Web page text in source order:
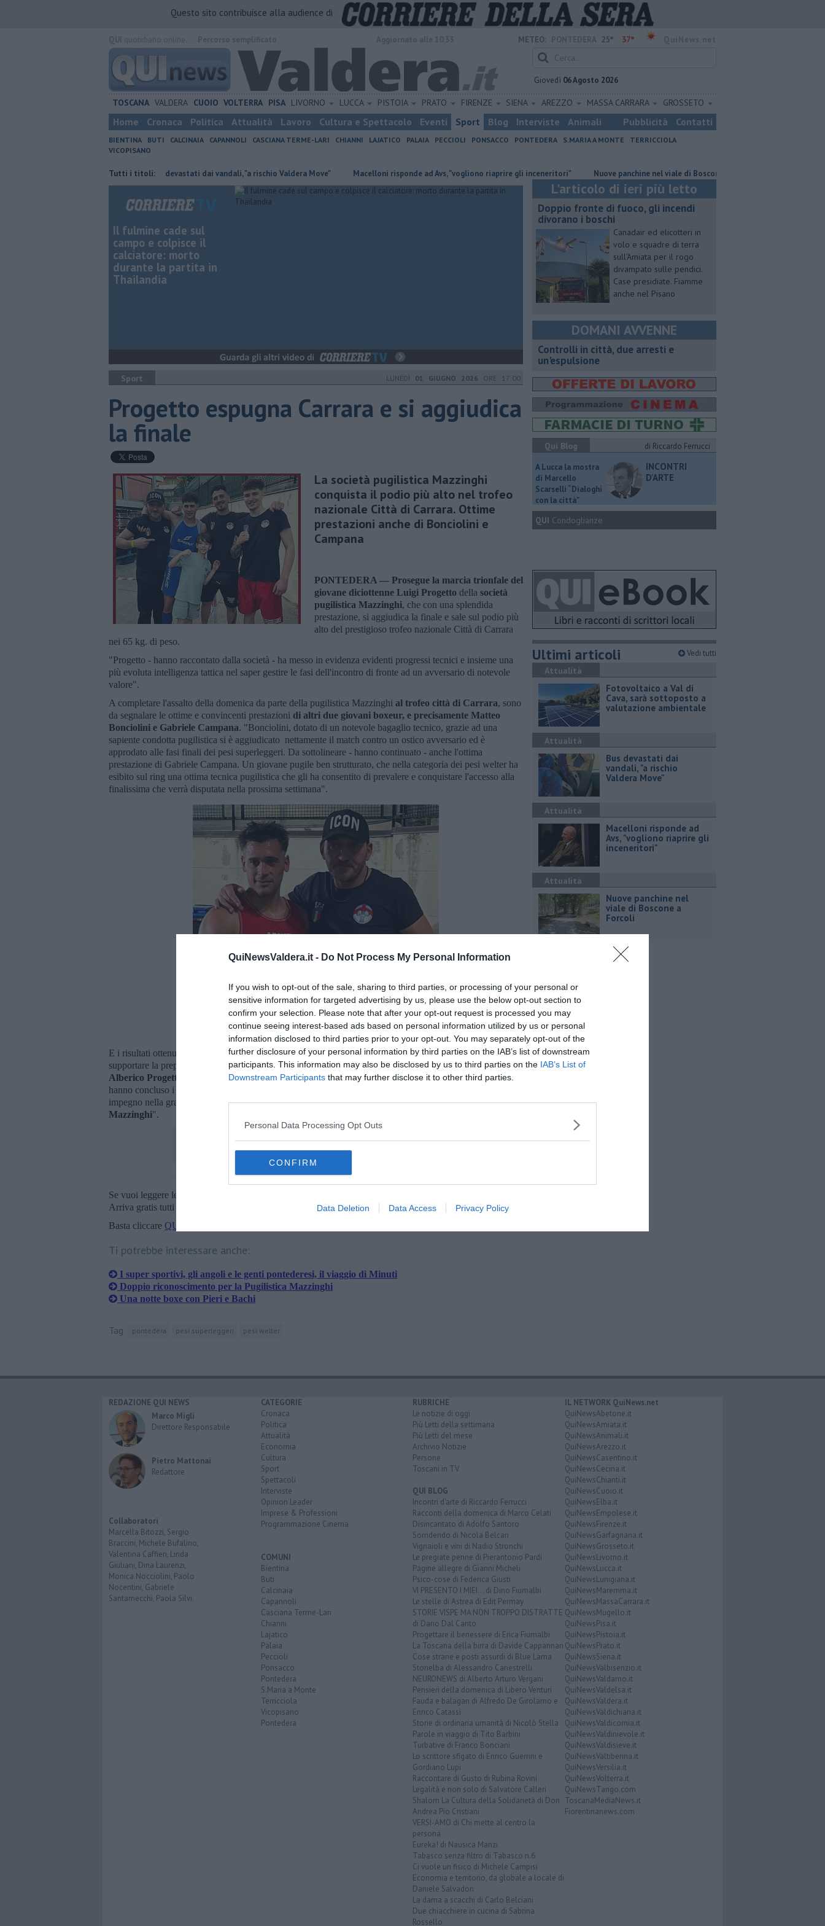
QuiNewsValdera.it - Do Not Process My Personal Information
If you wish to opt-out of the sale, sharing to third parties, or processing of your personal or
sensitive information for targeted advertising by us, please use the below opt-out section to
confirm your selection. Please note that after your opt-out request is processed you may
continue seeing interest-based ads based on personal information utilized by us or personal
information disclosed to third parties prior to your opt-out. You may separately opt-out of the
further disclosure of your personal information by third parties on the IAB’s list of downstream
participants. This information may also be disclosed by us to third parties on the IAB’s List of
Downstream Participants that may further disclose it to other third parties.
Personal Data Processing Opt Outs
CONFIRM
Data Deletion Data Access Privacy Policy
Questo sito contribuisce alla audience di
METEO: 25° 37°
Giovedì 06 Agosto 2026
TOSCANA VALDERA CUOIO VOLTERRA PISA LIVORNO LUCCA PISTOIA PRATO FIRENZE SIENA AREZZO MASSA CARRARA GROSSETO
Home Cronaca Politica Attualità Lavoro Cultura e Spettacolo Eventi Sport Blog Interviste Animali Pubblicità Contatti
BIENTINA BUTI CALCINAIA CAPANNOLI CASCIANA TERME-LARI CHIANNI LAJATICO PALAIA PECCIOLI PONSACCO PONTEDERA S.MARIA A MONTE
TERRICCIOLA
VICOPISANO
Tutti i titoli:
Bus devastati dai vandali, "a rischio Valdera Move" Macelloni risponde ad Avs, "vogliono riaprire gli inceneritori" Nuove panchine nel viale di Boscone a Forcoli
Il fulmine cade sul
campo e colpisce il
calciatore: morto
durante la partita in
Thailandia
Sport LUNEDÌ 01 GIUGNO 2026 ORE 17:00
Progetto espugna Carrara e si aggiudica
la finale
La società pugilistica Mazzinghi
conquista il podio più alto nel trofeo
nazionale Città di Carrara. Ottime
prestazioni anche di Bonciolini e
Campana
PONTEDERA — Prosegue la marcia trionfale del
giovane diciottenne Luigi Progetto della società
pugilistica Mazzinghi, che con una splendida
prestazione, si aggiudica la finale e sale sul podio più
alto del prestigioso trofeo nazionale Città di Carrara
nei 65 kg. di peso.
"Progetto - hanno raccontato dalla società - ha messo in evidenza evidenti progressi tecnici e insieme una
più evoluta intelligenza tattica nel saper gestire le fasi dell'incontro di fronte ad un avversario di notevole
valore".
A completare l'assalto della domenica da parte della pugilistica Mazzinghi al trofeo città di Carrara, sono
da segnalare le ottime e convincenti prestazioni di altri due giovani boxeur, e precisamente Matteo
Bonciolini e Gabriele Campana. "Bonciolini, dotato di un notevole bagaglio tecnico, grazie ad una
sapiente condotta pugilistica si è aggiudicato nettamente il match contro un ostico avversario ed è
approdato alle fasi finali dei pesi superleggeri. Da sottolineare - hanno continuato - anche l'ottima
prestazione di Gabriele Campana. Un giovane pugile ben strutturato, che nella categoria dei pesi welter ha
esibito sul ring una ottima tecnica pugilistica che gli ha consentito di prevalere e conquistare l'accesso alla
finalissima che verrà disputata nella prossima settimana".
E i risultati ottenuti hanno dimostrato l'importante lavoro condotto dal settore tecnico della società nel
supportare la preparazione e le prestazioni dei pugili.Settore tecnico composto da Roberto Maglione,
Alberico Progetto e Gionata Bernardeschi."Abbiamo raccolto grandi successi e grande soddisfazione -
hanno concluso i dirigenti della società pugilistica - che ci spingono a rinnovare quotidianamente il nostro
impegno nella grande
tradizione del pugilato pontederese, nel nome degli indimenticabili fratelli
Mazzinghi".
Se vuoi leggere le notizie principali della Toscana iscriviti alla
Arriva gratis tutti i giorni alle 20:00 direttamente nella tua casella di posta.
Basta cliccare QUI
Ti potrebbe interessare anche:
I super sportivi, gli angoli e le genti pontederesi, il viaggio di Minuti
Doppio riconoscimento per la Pugilistica Mazzinghi
Una notte boxe con Pieri e Bachi
Tag pontedera pesi superleggeri pesi welter
L'articolo di ieri più letto
Doppio fronte di fuoco, gli incendi
divorano i boschi
Canadair ed elicotteri in
volo e squadre di terra
sull'Amiata per il rogo
divampato sulle pendici.
Case presidiate. Fiamme
anche nel Pisano
DOMANI AVVENNE
Controlli in città, due arresti e
un'espulsione
Qui Blog
di Riccardo Ferrucci
A Lucca la mostra
di Marcello
Scarselli “Dialoghi
con la città"
INCONTRI
D'ARTE
QUI Condoglianze
Ultimi articoli Vedi tutti
Attualità
Fotovoltaico a Val di
Cava, sarà sottoposto a
valutazione ambientale
Attualità
Bus devastati dai
vandali, "a rischio
Valdera Move"
Attualità
Macelloni risponde ad
Avs, "vogliono riaprire gli
inceneritori"
Attualità
Nuove panchine nel
viale di Boscone a
Forcoli
REDAZIONE QUI NEWS
Marco Migli
Direttore Responsabile
Pietro Mattonai
Redattore
Collaboratori
Marcella Bitozzi, Sergio
Braccini, Michele Bufalino,
Valentina Caffieri, Linda
Giuliani, Dina Laurenzi,
Monica Nocciolini, Paolo
Nocentini, Gabriele
Santarnecchi, Paola Silvi.
CATEGORIE
Cronaca
Politica
Attualità
Economia
Cultura
Sport
Spettacoli
Interviste
Opinion Leader
Imprese & Professioni
Programmazione Cinema
COMUNI
Bientina
Buti
Calcinaia
Capannoli
Casciana Terme-Lari
Chianni
Lajatico
Palaia
Peccioli
Ponsacco
Pontedera
S.Maria a Monte
Terricciola
Vicopisano
Pontedera
RUBRICHE
Le notizie di oggi
Più Letti della settimana
Più Letti del mese
Archivio Notizie
Persone
Toscani in TV
QUI BLOG
Incontri d'arte di Riccardo Ferrucci
Racconti della domenica di Marco Celati
Disincantato di Adolfo Santoro
Sorridendo di Nicola Belcari
Vignaioli e vini di Nadio Stronchi
Le pregiate penne di Pierantonio Pardi
Pagine allegre di Gianni Micheli
Psico-cose di Federica Giusti
VI PRESENTO I MIEI... di Dino Fiumalbi
Le stelle di Astrea di Edit Permay
STORIE VISPE MA NON TROPPO DISTRATTE
di Dario Dal Canto
Progettare il benessere di Erica Fiumalbi
La Toscana della birra di Davide Cappannari
Cose strane e posti assurdi di Blue Lama
Storielba di Alessandro Canestrelli
NEURONEWS di Alberto Arturo Vergani
Pensieri della domenica di Libero Venturi
Fauda e balagan di Alfredo De Girolamo e
Enrico Catassi
Storie di ordinaria umanità di Nicolò Stella
Parole in viaggio di Tito Barbini
Turbative di Franco Bonciani
Lo scrittore sfigato di Enrico Guerrini e
Gordiano Lupi
Raccontare di Gusto di Rubina Rovini
Legalità e non solo di Salvatore Calleri
Shalom La Cultura della Solidarietà di Don
Andrea Pio Cristiani
VERSI-AMO di Chi mette al centro la
persona
Eureka! di Nausica Manzi
Tabasco senza filtro di Tabasco n.6
Ci vuole un fisico di Michele Campisi
Economia e territorio, da globale a locale di
Daniele Salvadori
La dama a scacchi di Carlo Belciani
Due chiacchiere in cucina di Sabrina
Rossello
IL NETWORK QuiNews.net
QuiNewsAbetone.it
QuiNewsAmiata.it
QuiNewsAnimali.it
QuiNewsArezzo.it
QuiNewsCasentino.it
QuiNewsCecina.it
QuiNewsChianti.it
QuiNewsCuoio.it
QuiNewsElba.it
QuiNewsEmpolese.it
QuiNewsFirenze.it
QuiNewsGarfagnana.it
QuiNewsGrosseto.it
QuiNewsLivorno.it
QuiNewsLucca.it
QuiNewsLunigiana.it
QuiNewsMaremma.it
QuiNewsMassaCarrara.it
QuiNewsMugello.it
QuiNewsPisa.it
QuiNewsPistoia.it
QuiNewsPrato.it
QuiNewsSiena.it
QuiNewsValbisenzio.it
QuiNewsValdarno.it
QuiNewsValdelsa.it
QuiNewsValdera.it
QuiNewsValdichiana.it
QuiNewsValdicornia.it
QuiNewsValdinievole.it
QuiNewsValdisieve.it
QuiNewsValtiberina.it
QuiNewsVersilia.it
QuiNewsVolterra.it
QuiNewsTango.com
ToscanaMediaNews.it
Fiorentinanews.com